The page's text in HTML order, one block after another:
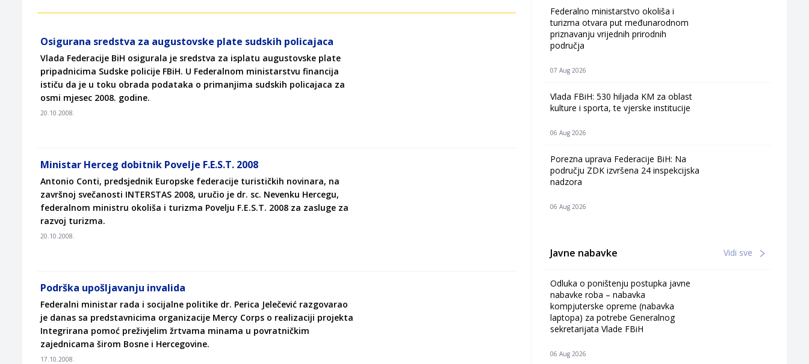
Osigurana sredstva za augustovske plate sudskih policajaca
Vlada Federacije BiH osigurala je sredstva za isplatu augustovske plate
pripadnicima Sudske policije FBiH. U Federalnom ministarstvu financija
ističu da je u toku obrada podataka o primanjima sudskih policajaca za
osmi mjesec 2008. godine.
20.10.2008.
Ministar Herceg dobitnik Povelje F.E.S.T. 2008
Antonio Conti, predsjednik Europske federacije turističkih novinara, na
završnoj svečanosti INTERSTAS 2008, uručio je dr. sc. Nevenku Hercegu,
federalnom ministru okoliša i turizma Povelju F.E.S.T. 2008 za zasluge za
razvoj turizma.
20.10.2008.
Podrška upošljavanju invalida
Federalni ministar rada i socijalne politike dr. Perica Jelečević razgovarao
je danas sa predstavnicima organizacije Mercy Corps o realizaciji projekta
Integrirana pomoć preživjelim žrtvama minama u povratničkim
zajednicama širom Bosne i Hercegovine.
17.10.2008.
Federalno ministarstvo okoliša i
turizma otvara put međunarodnom
priznavanju vrijednih prirodnih
područja
07 Aug 2026
Vlada FBiH: 530 hiljada KM za oblast
kulture i sporta, te vjerske institucije
06 Aug 2026
Porezna uprava Federacije BiH: Na
području ZDK izvršena 24 inspekcijska
nadzora
06 Aug 2026
Javne nabavke Vidi sve
Odluka o poništenju postupka javne
nabavke roba – nabavka
kompjuterske opreme (nabavka
laptopa) za potrebe Generalnog
sekretarijata Vlade FBiH
06 Aug 2026